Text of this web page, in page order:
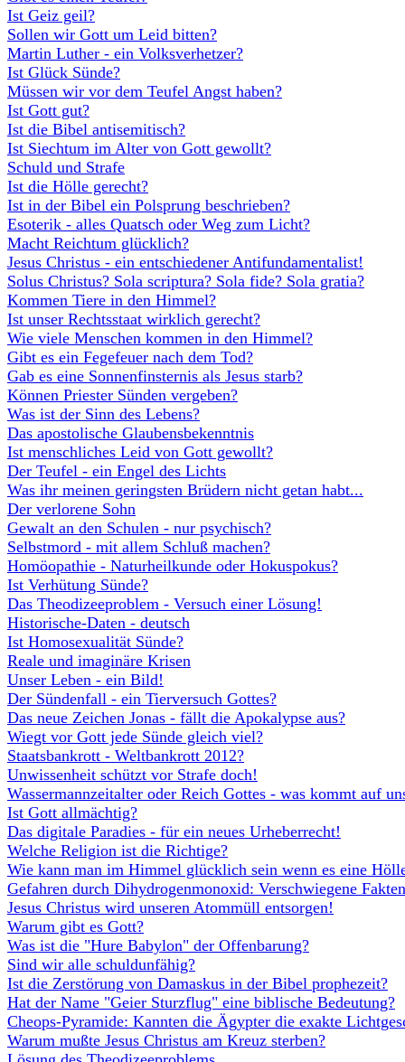
Ist Geiz geil?
Sollen wir Gott um Leid bitten?
Martin Luther - ein Volksverhetzer?
Ist Glück Sünde?
Müssen wir vor dem Teufel Angst haben?
Ist Gott gut?
Ist die Bibel antisemitisch?
Ist Siechtum im Alter von Gott gewollt?
Schuld und Strafe
Ist die Hölle gerecht?
Ist in der Bibel ein Polsprung beschrieben?
Esoterik - alles Quatsch oder Weg zum Licht?
Macht Reichtum glücklich?
Jesus Christus - ein entschiedener Antifundamentalist!
Solus Christus? Sola scriptura? Sola fide? Sola gratia?
Kommen Tiere in den Himmel?
Ist unser Rechtsstaat wirklich gerecht?
Wie viele Menschen kommen in den Himmel?
Gibt es ein Fegefeuer nach dem Tod?
Gab es eine Sonnenfinsternis als Jesus starb?
Können Priester Sünden vergeben?
Was ist der Sinn des Lebens?
Das apostolische Glaubensbekenntnis
Ist menschliches Leid von Gott gewollt?
Der Teufel - ein Engel des Lichts
Was ihr meinen geringsten Brüdern nicht getan habt...
Der verlorene Sohn
Gewalt an den Schulen - nur psychisch?
Selbstmord - mit allem Schluß machen?
Homöopathie - Naturheilkunde oder Hokuspokus?
Ist Verhütung Sünde?
Das Theodizeeproblem - Versuch einer Lösung!
Historische-Daten - deutsch
Ist Homosexualität Sünde?
Reale und imaginäre Krisen
Unser Leben - ein Bild!
Der Sündenfall - ein Tierversuch Gottes?
Das neue Zeichen Jonas - fällt die Apokalypse aus?
Wiegt vor Gott jede Sünde gleich viel?
Staatsbankrott - Weltbankrott 2012?
Unwissenheit schützt vor Strafe doch!
Wassermannzeitalter oder Reich Gottes - was kommt auf
Ist Gott allmächtig?
Das digitale Paradies - für ein neues Urheberrecht!
Welche Religion ist die Richtige?
Wie kann man im Himmel glücklich sein wenn es eine
Gefahren durch Dihydrogenmonoxid: Verschwiegene
Jesus Christus wird unseren Atommüll entsorgen!
Warum gibt es Gott?
Was ist die "Hure Babylon" der Offenbarung?
Sind wir alle schuldunfähig?
Ist die Zerstörung von Damaskus in der Bibel prophezeit?
Hat der Name "Geier Sturzflug" eine biblische Bedeutung?
Cheops-Pyramide: Kannten die Ägypter die exakte
Warum mußte Jesus Christus am Kreuz sterben?